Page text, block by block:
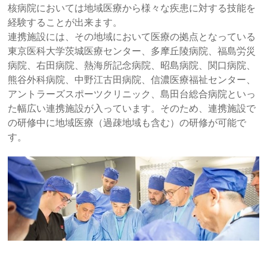
核病院においては地域医療から様々な疾患に対する技能を
経験することが出来ます。
連携施設には、その地域において医療の拠点となっている
東京医科大学茨城医療センター、多摩丘陵病院、福島労災
病院、右田病院、熱海所記念病院、昭島病院、関口病院、
熊谷外科病院、中野江古田病院、信濃医療福祉センター、
アントラーズスポーツクリニック、島田台総合病院といっ
た幅広い連携施設が入っています。そのため、連携施設で
の研修中に地域医療（過疎地域も含む）の研修が可能で
す。